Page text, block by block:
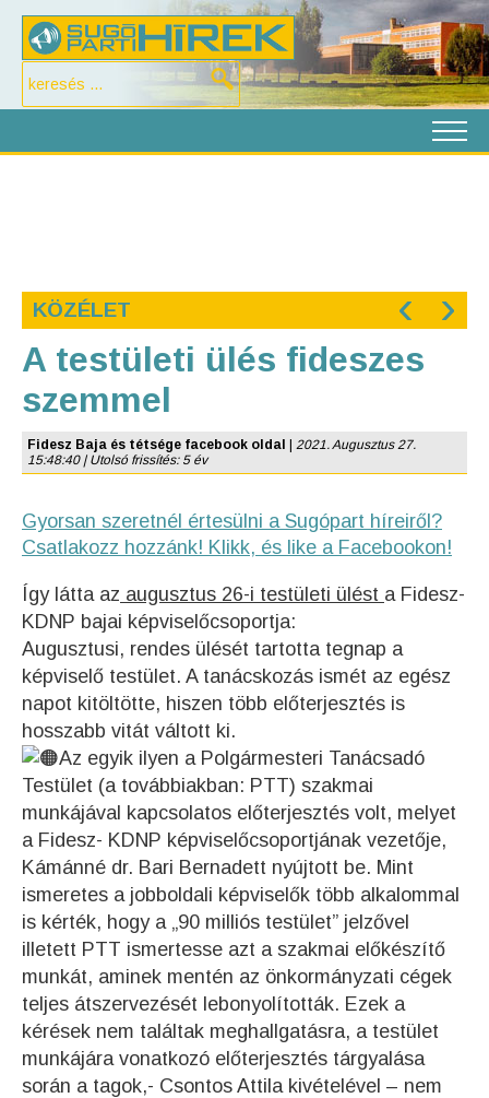
KÖZÉLET ‹ ›
A testületi ülés fideszes
szemmel
Fidesz Baja és tétsége facebook oldal
2021. Augusztus 27.
15:48:40 | Utolsó frissítés: 5 év
Gyorsan szeretnél értesülni a Sugópart híreiről?
Csatlakozz hozzánk! Klikk, és like a Facebookon!
Így látta az augusztus 26-i testületi ülést a Fidesz-
KDNP bajai képviselőcsoportja:
Augusztusi, rendes ülését tartotta tegnap a
képviselő testület. A tanácskozás ismét az egész
napot kitöltötte, hiszen több előterjesztés is
hosszabb vitát váltott ki.
Az egyik ilyen a Polgármesteri Tanácsadó
Testület (a továbbiakban: PTT) szakmai
munkájával kapcsolatos előterjesztés volt, melyet
a Fidesz- KDNP képviselőcsoportjának vezetője,
Kámánné dr. Bari Bernadett nyújtott be. Mint
ismeretes a jobboldali képviselők több alkalommal
is kérték, hogy a „90 milliós testület” jelzővel
illetett PTT ismertesse azt a szakmai előkészítő
munkát, aminek mentén az önkormányzati cégek
teljes átszervezését lebonyolították. Ezek a
kérések nem találtak meghallgatásra, a testület
munkájára vonatkozó előterjesztés tárgyalása
során a tagok,- Csontos Attila kivételével – nem